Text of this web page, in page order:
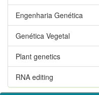
Engenharia Genética
Genética Vegetal
Plant genetics
RNA editing